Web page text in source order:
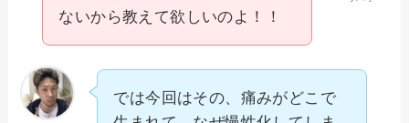
ないから教えて欲しいのよ！！
では今回はその、痛みがどこで